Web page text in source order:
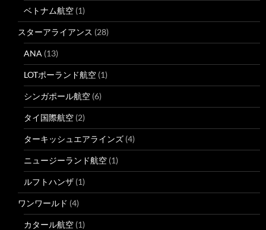
ベトナム航空 (1)
スターアライアンス (28)
ANA (13)
LOTポーランド航空 (1)
シンガポール航空 (6)
タイ国際航空 (2)
ターキッシュエアラインズ (4)
ニュージーランド航空 (1)
ルフトハンザ (1)
ワンワールド (4)
カタール航空 (1)